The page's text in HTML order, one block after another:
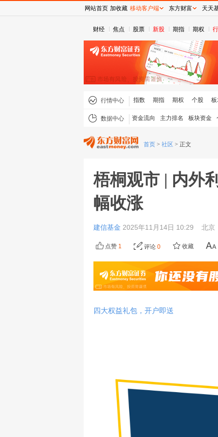
财经 焦点 股票 新股 期指 期权
行情中心 指数 期指 期权 个股
数据中心 资金流向 主力排名 板块资金
首页 > 社区 > 正文
梧桐观市 | 内外
幅收涨
建信基金 2025年11月14日 10:29 北京
点赞 1 评论 0 收藏
四大权益礼包，开户即送
网站首页 加收藏 移动客户端 东方财富 天天